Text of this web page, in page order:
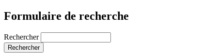
Formulaire de recherche
Rechercher